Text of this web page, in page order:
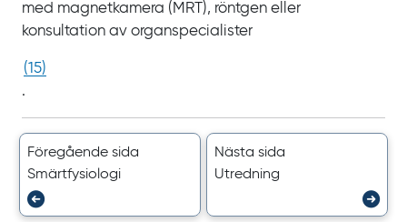
med magnetkamera (MRT), röntgen eller
konsultation av organspecialister
( 15)
.
Föregående sida
Smärtfysiologi
Nästa sida
Utredning